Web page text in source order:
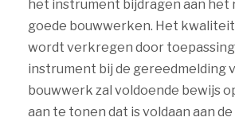
het instrument bijdragen aan het
goede bouwwerken. Het
wordt verkregen door
instrument bij de gereedmelding
bouwwerk zal voldoende bewijs
aan te tonen dat is voldaan aan de